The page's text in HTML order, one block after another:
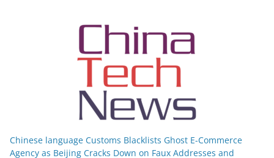
Chinese language Customs Blacklists Ghost E-Commerce
Agency as Beijing Cracks Down on Faux Addresses and